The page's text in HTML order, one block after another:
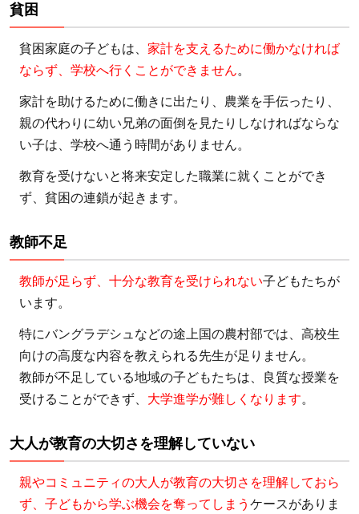
援者
と伴
走
7.2
【寄付先
NPO法人
Learning
包括的な
徴あり
【寄
付先
3】
公益
法人
日本
ユニ
セフ
貧困
貧困家庭の子どもは、 家計を支えるために働かなければ
ならず、学校へ行くことができません。
家計を助けるために働きに出たり、農業を手伝ったり、
親の代わりに幼い兄弟の面倒を見たりしなければならな
い子は、学校へ通う時間がありません。
教育を受けないと将来安定した職業に就くことができ
ず、貧困の連鎖が起きます。
教師不足
教師が足らず、十分な教育を受けられない子どもたちが
います。
特にバングラデシュなどの途上国の農村部では、高校生
向けの高度な内容を教えられる先生が足りません。
教師が不足している地域の子どもたちは、良質な授業を
受けることができず、 大学進学が難しくなります。
大人が教育の大切さを理解していない
親やコミュニティの大人が教育の大切さを理解しておら
ず、子どもから学ぶ機会を奪ってしまう ケースがありま